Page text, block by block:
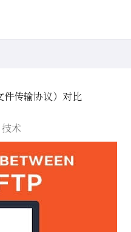
件传输协议）对比
技术